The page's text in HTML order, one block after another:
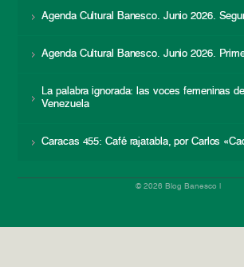
Agenda Cultural Banesco. Junio 2026.
Agenda Cultural Banesco. Junio 2026.
La palabra ignorada: las voces femeninas
Venezuela
Caracas 455: Café rajatabla, por Carlos
© 2026 Blog Banesco |